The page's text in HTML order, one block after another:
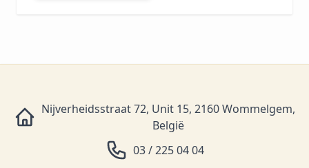
Nijverheidsstraat 72, Unit 15, 2160 Wommelgem,
België
03 / 225 04 04